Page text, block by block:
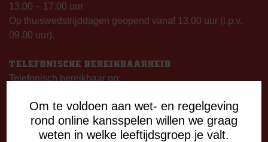
Om te voldoen aan wet- en regelgeving
rond online kansspelen willen we graag
weten in welke leeftijdsgroep je valt.
13.00 – 17.00 uur
Op thuiswedstrijddagen geopend vanaf 13.00 uur (i.p.v.
09.00 uur).
TELEFONISCHE BEREIKBAARHEID
Telefonisch bereikbaar op:
09:00 - 12:15 uur
13:00 - 17:00 uur
Woensdag